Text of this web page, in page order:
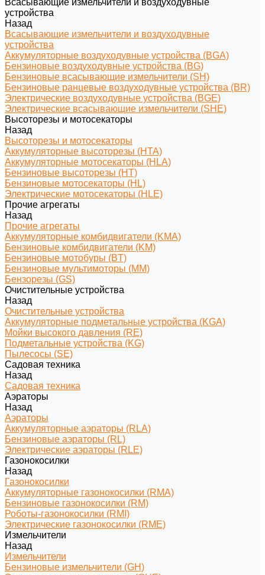
Всасывающие измельчители и воздуходувные
устройства
Назад
Всасывающие измельчители и воздуходувные
устройства
Аккумуляторные воздуходувные устройства (BGA)
Бензиновые воздуходувные устройства (BG)
Бензиновые всасывающие измельчители (SH)
Бензиновые ранцевые воздуходувные устройства (BR)
Электрические воздуходувные устройства (BGE)
Электрические всасывающие измельчители (SHE)
Высоторезы и мотосекаторы
Назад
Высоторезы и мотосекаторы
Аккумуляторные высоторезы (HTA)
Аккумуляторные мотосекаторы (HLA)
Бензиновые высоторезы (HT)
Бензиновые мотосекаторы (HL)
Электрические мотосекаторы (HLE)
Прочие агрегаты
Назад
Прочие агрегаты
Аккумуляторные комбидвигатели (KMA)
Бензиновые комбидвигатели (KM)
Бензиновые мотобуры (BT)
Бензиновые мультимоторы (MM)
Бензорезы (GS)
Очистительные устройства
Назад
Очистительные устройства
Аккумуляторные подметальные устройства (KGA)
Мойки высокого давления (RE)
Подметальные устройства (KG)
Пылесосы (SE)
Садовая техника
Назад
Садовая техника
Аэраторы
Назад
Аэраторы
Аккумуляторные аэраторы (RLA)
Бензиновые аэраторы (RL)
Электрические аэраторы (RLE)
Газонокосилки
Назад
Газонокосилки
Аккумуляторные газонокосилки (RMA)
Бензиновые газонокосилки (RM)
Роботы-газонокосилки (RMI)
Электрические газонокосилки (RME)
Измельчители
Назад
Измельчители
Бензиновые измельчители (GH)